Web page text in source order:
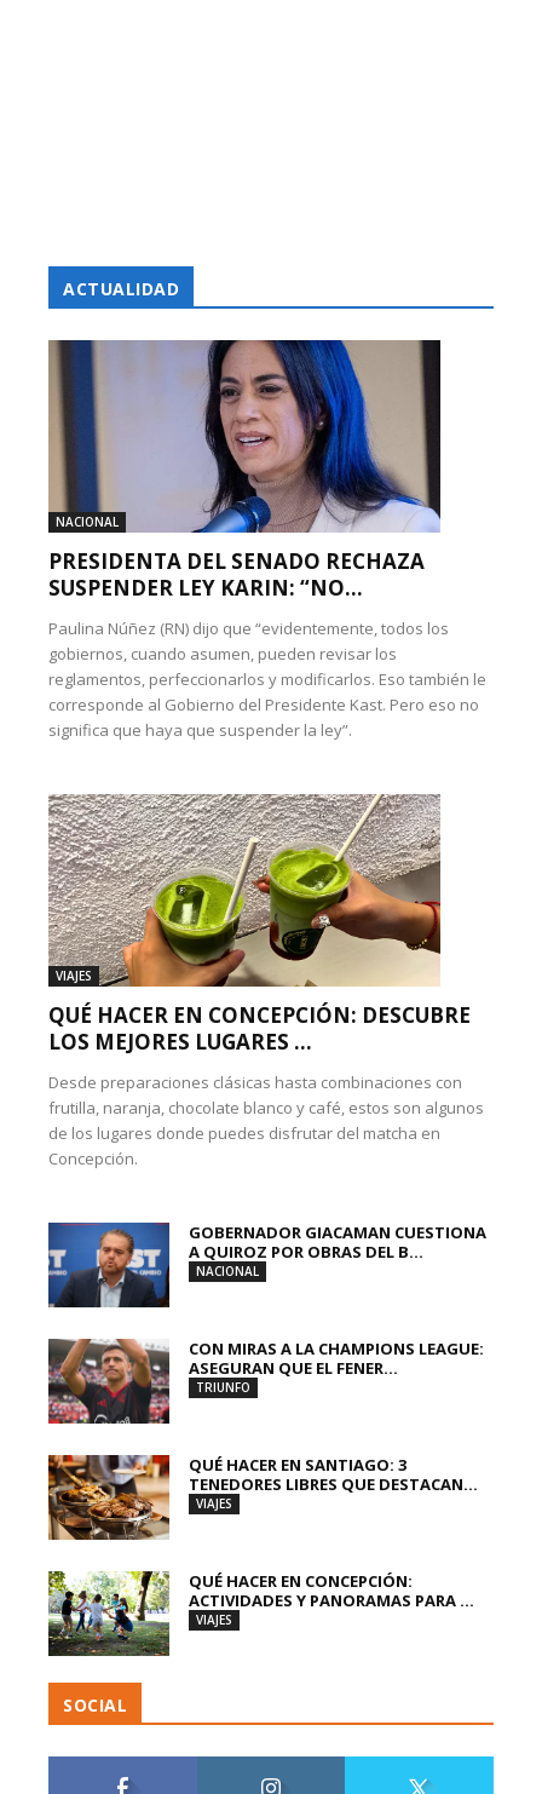
ACTUALIDAD
NACIONAL
PRESIDENTA DEL SENADO RECHAZA
SUSPENDER LEY KARIN: “NO...
Paulina Núñez (RN) dijo que “evidentemente, todos los
gobiernos, cuando asumen, pueden revisar los
reglamentos, perfeccionarlos y modificarlos. Eso también le
corresponde al Gobierno del Presidente Kast. Pero eso no
significa que haya que suspender la ley”.
VIAJES
QUÉ HACER EN CONCEPCIÓN: DESCUBRE
LOS MEJORES LUGARES ...
Desde preparaciones clásicas hasta combinaciones con
frutilla, naranja, chocolate blanco y café, estos son algunos
de los lugares donde puedes disfrutar del matcha en
Concepción.
GOBERNADOR GIACAMAN CUESTIONA
A QUIROZ POR OBRAS DEL B...
NACIONAL
CON MIRAS A LA CHAMPIONS LEAGUE:
ASEGURAN QUE EL FENER...
TRIUNFO
QUÉ HACER EN SANTIAGO: 3
TENEDORES LIBRES QUE DESTACAN...
VIAJES
QUÉ HACER EN CONCEPCIÓN:
ACTIVIDADES Y PANORAMAS PARA ...
VIAJES
SOCIAL